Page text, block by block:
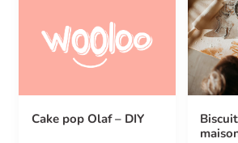
Cake pop Olaf – DIY